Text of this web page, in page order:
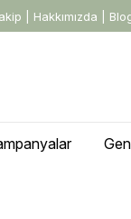
Hakkımızda